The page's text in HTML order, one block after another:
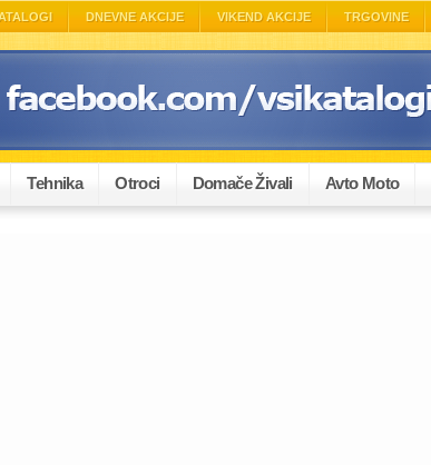
DNEVNE AKCIJE VIKEND AKCIJE TRGOVINE
Tehnika Otroci Domače Živali Avto Moto